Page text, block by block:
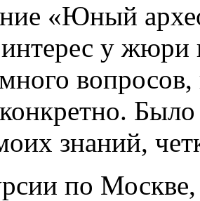
«Юный
у
конкретно.
знаний,
по